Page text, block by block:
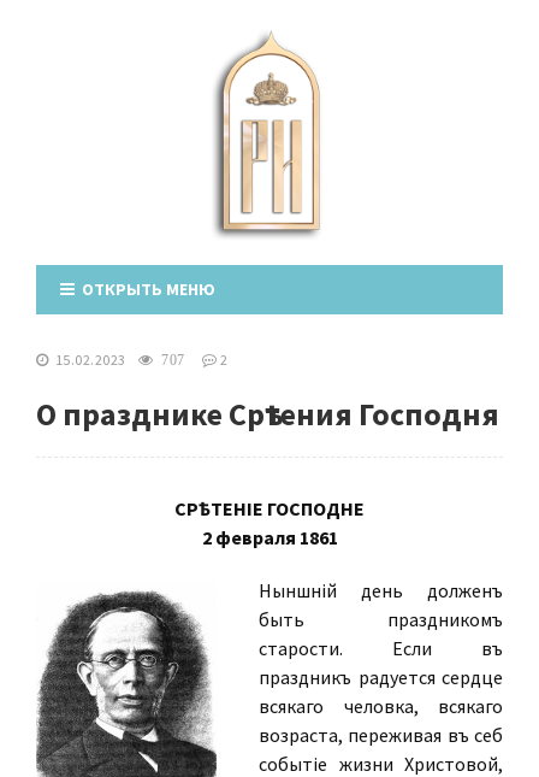
ОТКРЫТЬ МЕНЮ
15.02.2023 707 2
О празднике Срѣтения Господня
СРѢТЕНІЕ ГОСПОДНЕ
2 февраля 1861
Нынѣшній день долженъ
быть праздникомъ
старости. Если въ
праздникъ радуется сердце
всякаго человѣка, всякаго
возраста, переживая въ себѣ
событіе жизни Христовой,